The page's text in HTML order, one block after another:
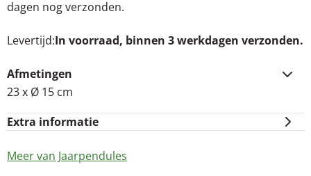
dagen nog verzonden.
Levertijd In voorraad, binnen 3 werkdagen verzonden.
Afmetingen
23 x Ø 15 cm
Extra informatie
Meer van Jaarpendules